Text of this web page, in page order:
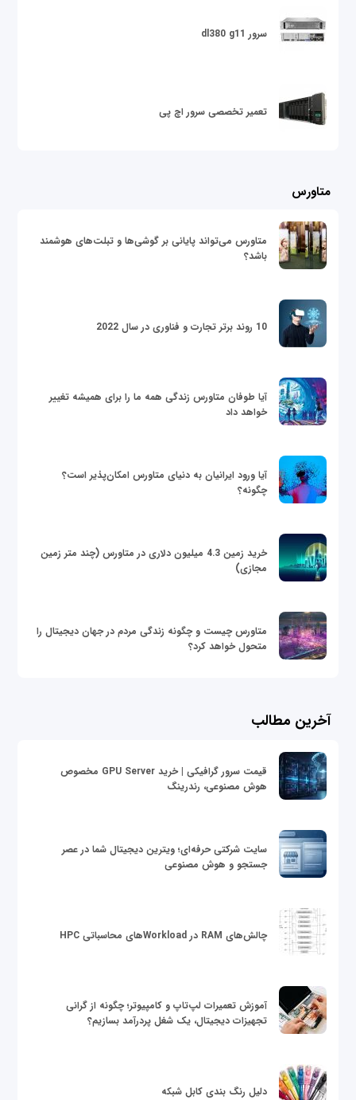
سرور dl380 g11
تعمیر تخصصی سرور اچ پی
متاورس
متاورس می‌تواند پایانی بر گوشی‌ها و تبلت‌های هوشمند
باشد؟
10 روند برتر تجارت و فناوری در سال 2022
آیا طوفان متاورس زندگی همه ما را برای همیشه تغییر
خواهد داد
آیا ورود ایرانیان به دنیای متاورس امکان‌پذیر است؟
چگونه؟
خرید زمین 4.3 میلیون دلاری در متاورس (چند متر زمین
مجازی)
متاورس چیست و چگونه زندگی مردم در جهان دیجیتال را
متحول خواهد کرد؟
آخرین مطالب
قیمت سرور گرافیکی | خرید GPU Server مخصوص
هوش مصنوعی، رندرینگ
سایت شرکتی حرفه‌ای؛ ویترین دیجیتال شما در عصر
جستجو و هوش مصنوعی
چالش‌های RAM در Workloadهای محاسباتی HPC
آموزش تعمیرات لپ‌تاپ و کامپیوتر؛ چگونه از گرانی
تجهیزات دیجیتال، یک شغل پردرآمد بسازیم؟
دلیل رنگ بندی کابل شبکه